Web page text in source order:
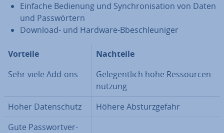
Einfache Bedienung und Syn­chro­ni­sa­ti­on von Daten
und Pass­wör­tern
Download- und Hardware-Bbe­schleu­ni­ger
Vorteile
Nachteile
Sehr viele Add-ons
Ge­le­gent­lich hohe Res­sour­cen­
nut­zung
Hoher Da­ten­schutz
Höhere Ab­sturz­ge­fahr
Gute Pass­wort­ver­